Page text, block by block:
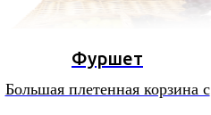
Фуршет
Большая плетенная корзина с